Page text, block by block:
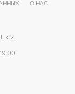
О НАС
к 2,